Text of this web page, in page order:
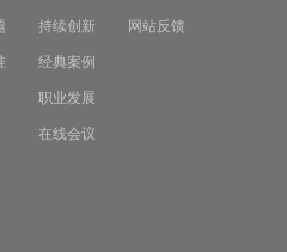
持续创新
经典案例
职业发展
在线会议
网站反馈